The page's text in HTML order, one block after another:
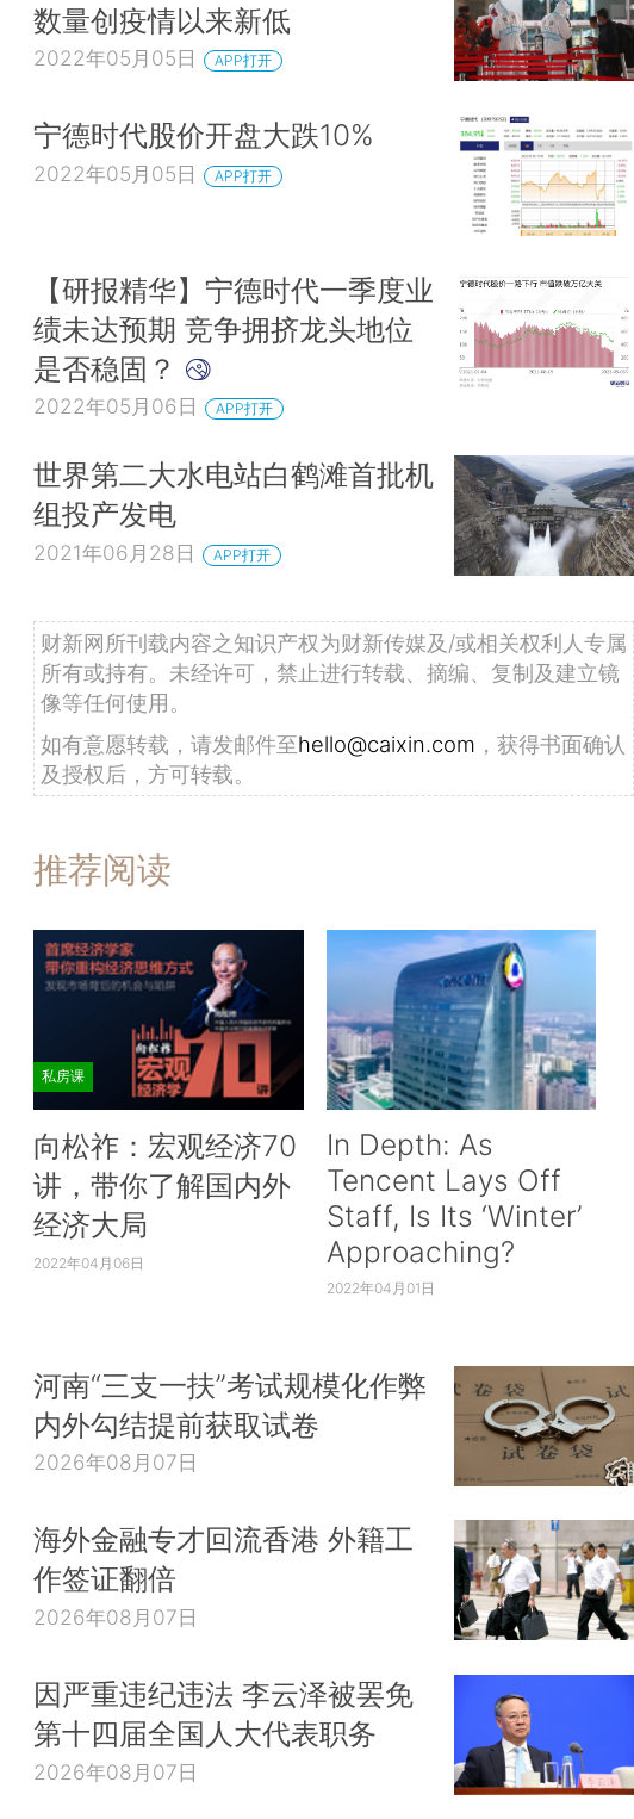
数量创疫情以来新低
2022年05月05日 APP打开
宁德时代股价开盘大跌10%
2022年05月05日 APP打开
【研报精华】宁德时代一季度业
绩未达预期 竞争拥挤龙头地位
是否稳固？
2022年05月06日 APP打开
世界第二大水电站白鹤滩首批机
组投产发电
2021年06月28日 APP打开
财新网所刊载内容之知识产权为财新传媒及/或相关权利人专属
所有或持有。未经许可，禁止进行转载、摘编、复制及建立镜
像等任何使用。
如有意愿转载，请发邮件至hello@caixin.com ，获得书面确认
及授权后，方可转载。
推荐阅读
私房课
向松祚：宏观经济70
讲，带你了解国内外
经济大局
2022年04月06日
In Depth: As
Tencent Lays Off
Staff, Is Its ‘Winter’
Approaching?
2022年04月01日
河南“三支一扶”考试规模化作弊
内外勾结提前获取试卷
2026年08月07日
海外金融专才回流香港 外籍工
作签证翻倍
2026年08月07日
因严重违纪违法 李云泽被罢免
第十四届全国人大代表职务
2026年08月07日